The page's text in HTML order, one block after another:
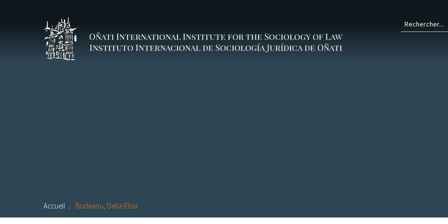
Accueil Budeanu, Delia-Elisa